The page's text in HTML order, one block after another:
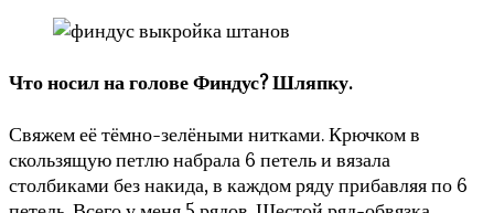
Что носил на голове Финдус?Шляпку.
Свяжем её тёмно-зелёными нитками. Крючком в
скользящую петлю набрала 6 петель и вязала
столбиками без накида, в каждом ряду прибавляя по 6